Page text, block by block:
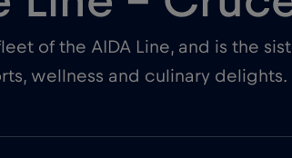
of the AIDA Line, and is the
wellness and culinary delights.